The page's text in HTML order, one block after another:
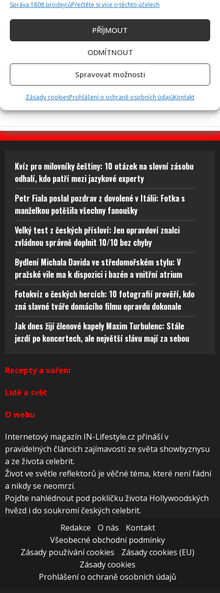
Správa 1808 prodejcůPřečtěte si více o těchto účelech
PŘÍJMOUT
ODMÍTNOUT
Spravovat možnosti
Zásady cookiesProhlášení o ochraně osobních údajůKontakt
Fotokvíz o českých hercích: 10 fotografií prověří, kdo zná
slavné tváře domácího filmu opravdu dokonale
Kvíz pro milovníky češtiny: 10 otázek na slovní zásobu
odhalí, kdo patří mezi jazykové experty
Petr Fiala poslal pozdrav z dovolené v Itálii: Fotka s
manželkou potěšila všechny fanoušky
Velký test z českých přísloví: Jen opravdoví znalci
zvládnou správně doplnit 10/10 bez chyby
Bydlení Michala Davida ve středomořském stylu: V
pražské vile ma k dispozici i bazén a vnitřní atrium
Fotokvíz o českých hercích: 10 fotografií prověří, kdo
zná slavné tváře domácího filmu opravdu dokonale
Jak dnes žijí členové kapely Maxim Turbulenc: Stále
jezdí po koncertech, ale největší slávu mají za sebou
Recepty a vaření
Lidé a svět
O webu
Internetový magazín IN-Lifestyle.cz přináší v
pravidelných článcích zajímavosti ze světa showbyznysu
a ze života celebrit.
Život ve světle reflektorů je věčné téma, které není fádní
a nikdy se neomrzí.
Pojďte nahlédnout pod pokličku života Hollywoodských
hvězd i do soukromí českých celebrit.
Redakce
O nás
Kontakt
Všeobecné obchodní podmínky
Zásady používání cookies
Zásady cookies (EU)
Zásady cookies
Prohlášení o ochraně osobních údajů